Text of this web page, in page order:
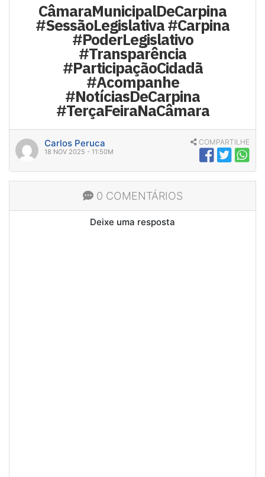
CâmaraMunicipalDeCarpina
#SessãoLegislativa #Carpina
#PoderLegislativo
#Transparência
#ParticipaçãoCidadã
#Acompanhe
#NotíciasDeCarpina
#TerçaFeiraNaCâmara
Carlos Peruca
18 NOV 2025 - 11:50M
COMPARTILHE
0 COMENTÁRIOS
Deixe uma resposta